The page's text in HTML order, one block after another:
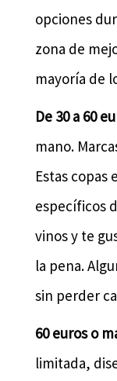
opciones
zona de
mayoría de
De 30 a 60
mano.
Estas copas
específicos
vinos y te
la pena.
sin perder
60 euros o
limitada,